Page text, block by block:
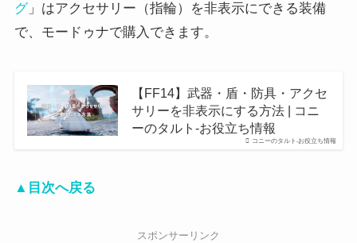
グ」はアクセサリー（指輪）を非表示にできる装備
で、モードゥナで購入できます。
コニーのタルト-お役立ち情報
【FF14】武器・盾・防具・アクセ
サリーを非表示にする方法 | コニ
ーのタルト-お役立ち情報
▲目次へ戻る
スポンサーリンク